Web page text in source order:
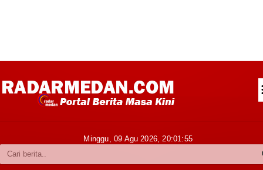
Kabupaten Karo
Minggu, 09 Agu 2026,20:01:57